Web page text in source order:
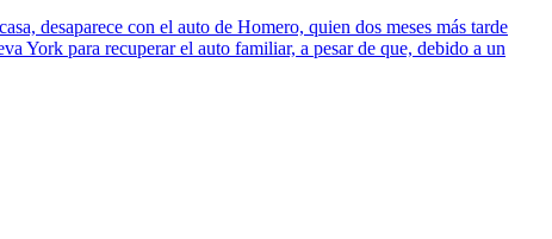
desaparece con el auto de Homero, quien dos meses más tarde
York para recuperar el auto familiar, a pesar de que, debido a un